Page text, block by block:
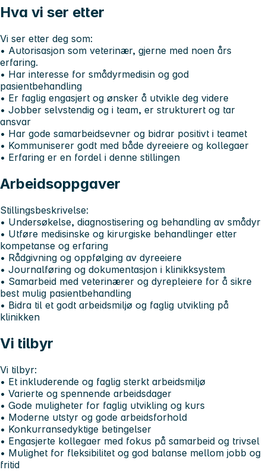
Hva vi ser etter
Vi ser etter deg som:
• Autorisasjon som veterinær, gjerne med noen års
erfaring.
• Har interesse for smådyrmedisin og god
pasientbehandling
• Er faglig engasjert og ønsker å utvikle deg videre
• Jobber selvstendig og i team, er strukturert og tar
ansvar
• Har gode samarbeidsevner og bidrar positivt i teamet
• Kommuniserer godt med både dyreeiere og kollegaer
• Erfaring er en fordel i denne stillingen
Arbeidsoppgaver
Stillingsbeskrivelse:
• Undersøkelse, diagnostisering og behandling av smådyr
• Utføre medisinske og kirurgiske behandlinger etter
kompetanse og erfaring
• Rådgivning og oppfølging av dyreeiere
• Journalføring og dokumentasjon i klinikksystem
• Samarbeid med veterinærer og dyrepleiere for å sikre
best mulig pasientbehandling
• Bidra til et godt arbeidsmiljø og faglig utvikling på
klinikken
Vi tilbyr
Vi tilbyr:
• Et inkluderende og faglig sterkt arbeidsmiljø
• Varierte og spennende arbeidsdager
• Gode muligheter for faglig utvikling og kurs
• Moderne utstyr og gode arbeidsforhold
• Konkurransedyktige betingelser
• Engasjerte kollegaer med fokus på samarbeid og trivsel
• Mulighet for fleksibilitet og god balanse mellom jobb og
fritid